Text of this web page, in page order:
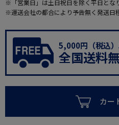
※「営業日」は土日祝日を除く平日とな
※運送会社の都合により予告無く発送日
5,000円（税込
全国送料
カー